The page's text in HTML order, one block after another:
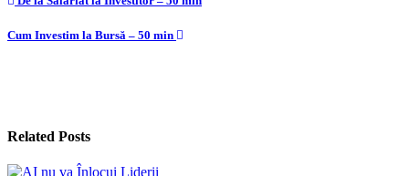
Navigare
în
Cum Investim la Bursă – 50 min
Related Posts